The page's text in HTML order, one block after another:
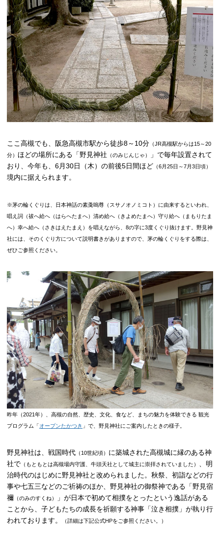
ここ高槻でも、阪急高槻市駅から徒歩8～10分 （JR高槻駅からは15～20
分） ほどの場所にある「野見神社 （のみじんじゃ）
」で毎年設置されて
おり、今年も、6月30日（木）の前後5日間ほど （6月25日～7月3日頃）
境内に据えられます。
※茅の輪くぐりは、日本神話の素戔嗚尊（スサノオノミコト）に由来するといわれ、
唱え詞（祓へ給へ（はらへたまへ）清め給へ（きよめたまへ）守り給へ（まもりたま
へ）幸へ給へ（さきはえたまえ）を唱えながら、8の字に3度くぐり抜けます。野見神
社には、そのくぐり方について説明書きがありますので、茅の輪くぐりをする際は、
ぜひご参照ください。
昨年（2021年）、高槻の自然、歴史、文化、食など、まちの魅力を体験できる 観光
プログラム「オープンたかつき 」で、野見神社にご案内したときの様子。
野見神社は、戦国時代 （10世紀頃） に築城された高槻城に縁のある神
社で （もともとは高槻場内守護、牛頭天社として城主に崇拝されていました）
、明
治時代のはじめに野見神社と改められました。秋祭、初詣などの行
事や七五三などのご祈祷のほか、野見神社の御祭神である「野見宿
禰 （のみのすくね）
」が日本で初めて相撲をとったという逸話がある
ことから、子どもたちの成長を祈願する神事「泣き相撲」が執り行
われております。
（詳細は下記公式HPをご参照ください。）